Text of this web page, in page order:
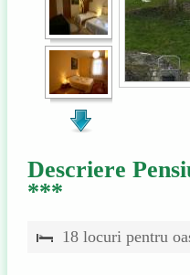
Descriere
***
18 locuri pentru